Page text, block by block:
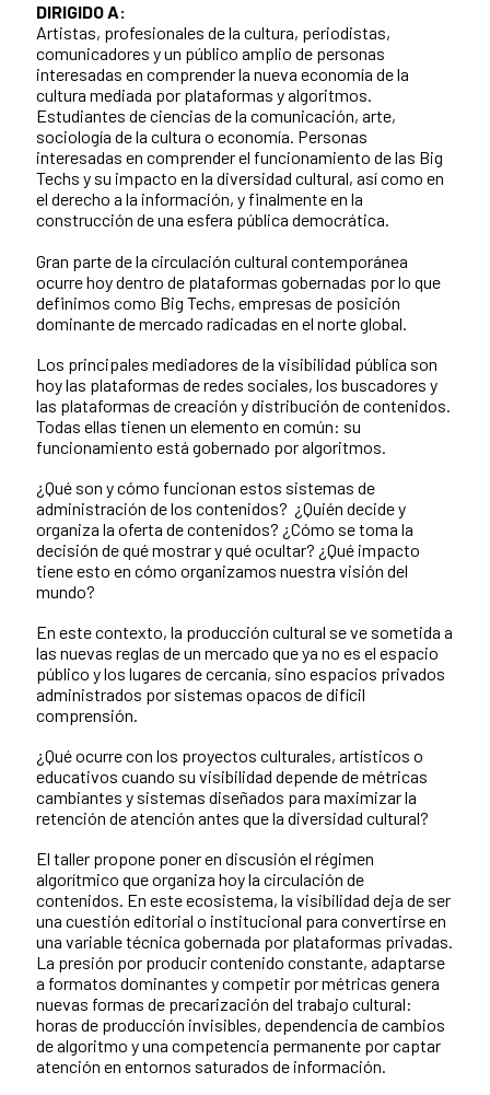
DIRIGIDO A:
Artistas, profesionales de la cultura, periodistas,
comunicadores y un público amplio de personas
interesadas en comprender la nueva economía de la
cultura mediada por plataformas y algoritmos.
Estudiantes de ciencias de la comunicación, arte,
sociología de la cultura o economía. Personas
interesadas en comprender el funcionamiento de las Big
Techs y su impacto en la diversidad cultural, así como en
el derecho a la información, y finalmente en la
construcción de una esfera pública democrática.
Gran parte de la circulación cultural contemporánea
ocurre hoy dentro de plataformas gobernadas por lo que
definimos como Big Techs, empresas de posición
dominante de mercado radicadas en el norte global.
Los principales mediadores de la visibilidad pública son
hoy las plataformas de redes sociales, los buscadores y
las plataformas de creación y distribución de contenidos.
Todas ellas tienen un elemento en común: su
funcionamiento está gobernado por algoritmos.
¿Qué son y cómo funcionan estos sistemas de
administración de los contenidos? ¿Quién decide y
organiza la oferta de contenidos? ¿Cómo se toma la
decisión de qué mostrar y qué ocultar? ¿Qué impacto
tiene esto en cómo organizamos nuestra visión del
mundo?
En este contexto, la producción cultural se ve sometida a
las nuevas reglas de un mercado que ya no es el espacio
público y los lugares de cercanía, sino espacios privados
administrados por sistemas opacos de difícil
comprensión.
¿Qué ocurre con los proyectos culturales, artísticos o
educativos cuando su visibilidad depende de métricas
cambiantes y sistemas diseñados para maximizar la
retención de atención antes que la diversidad cultural?
El taller propone poner en discusión el régimen
algorítmico que organiza hoy la circulación de
contenidos. En este ecosistema, la visibilidad deja de ser
una cuestión editorial o institucional para convertirse en
una variable técnica gobernada por plataformas privadas.
La presión por producir contenido constante, adaptarse
a formatos dominantes y competir por métricas genera
nuevas formas de precarización del trabajo cultural:
horas de producción invisibles, dependencia de cambios
de algoritmo y una competencia permanente por captar
atención en entornos saturados de información.